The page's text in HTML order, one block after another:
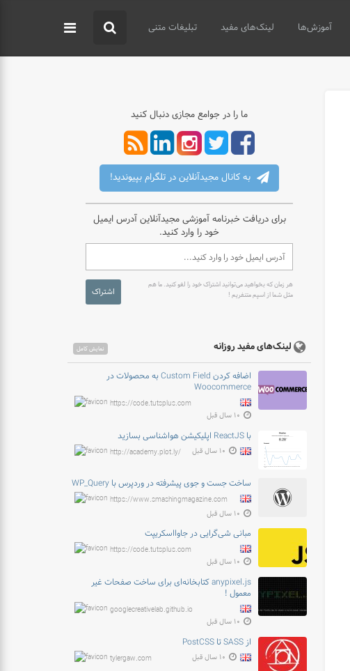
آموزش‌ها لینک‌های مفید تبلیغات متنی
ما را در جوامع مجازی دنبال کنید
به کانال مجیدآنلاین در تلگرام بپیوندید!
برای دریافت خبرنامه آموزشی مجیدآنلاین آدرس ایمیل
خود را وارد کنید.
هر زمان که بخواهید می‌توانید اشتراک خود را لغو کنید. ما هم
مثل شما از اسپم متنفریم !
اشتراک
لینک‌های مفید روزانه نمایش کامل
اضافه کردن Custom Field به محصولات در
Woocommerce
https://code.tutsplus.com
۱۰ سال قبل
با ReactJS اپلیکیشن هواشناسی بسازید
http://academy.plot.ly/ ۱۰ سال قبل
ساخت جست و جوی پیشرفته در وردپرس با WP_Query
https://www.smashingmagazine.com
۱۰ سال قبل
مبانی شی‌گرایی در جاوااسکریپت
https://code.tutsplus.com
۱۰ سال قبل
anypixel.js کتابخانه‌ای برای ساخت صفحات غیر
معمول !
googlecreativelab.github.io
۱۰ سال قبل
از SASS تا PostCSS
tylergaw.com ۱۰ سال قبل